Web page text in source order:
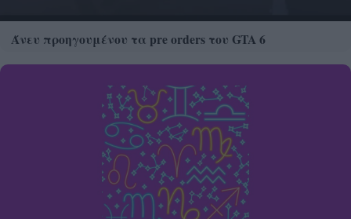
Άνευ προηγουμένου τα pre orders του GTA 6